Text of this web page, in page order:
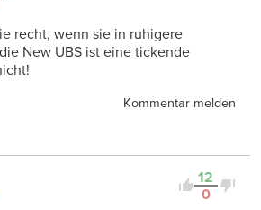
recht, wenn sie in ruhigere
New UBS ist eine tickende
Kommentar melden
12
0